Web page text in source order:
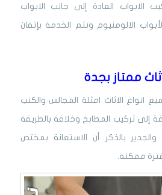
العادة إلى جانب الابواب
الالومنيوم وتتم الخدمة بإتقان
ممتاز بجدة
انواع الاثاث امثلة المجالس والكنب
إلى تركيب المطابخ وخلافة بالطريقة
بالذكر أن الاستعانة بمختص
ممكنه.